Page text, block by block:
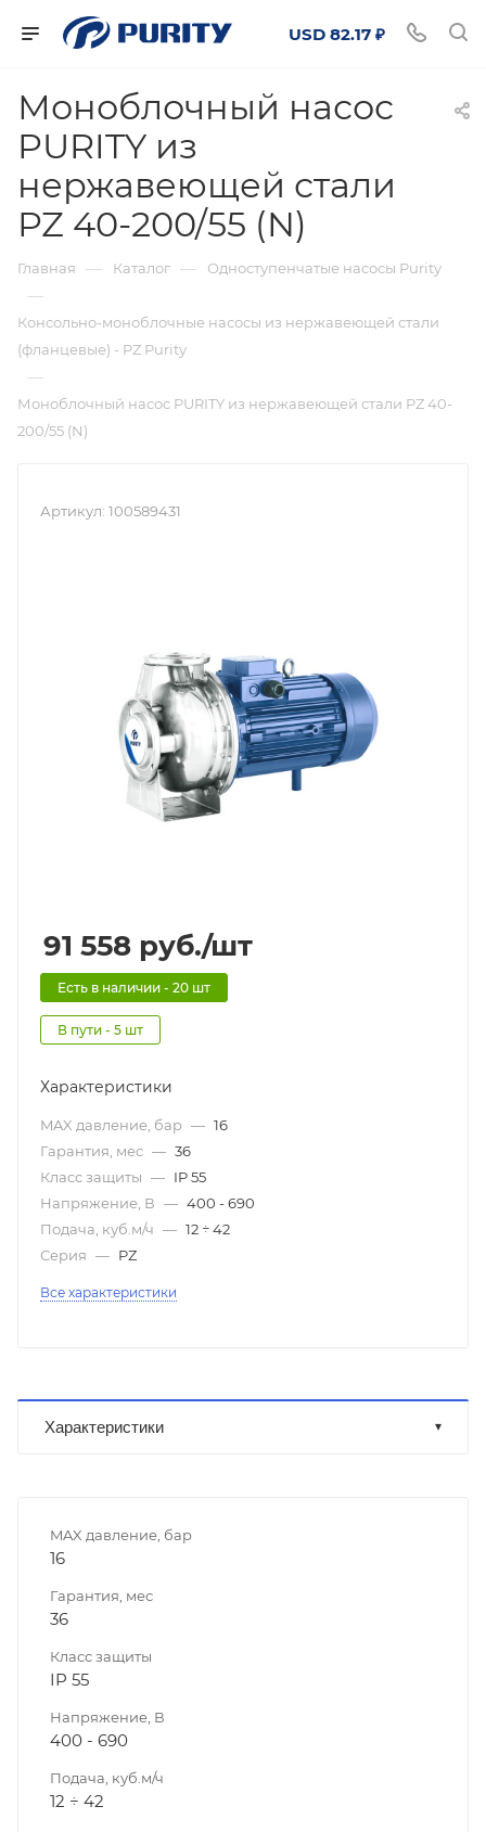
USD 82.17 ₽
Моноблочный насос
PURITY из
нержавеющей стали
PZ 40-200/55 (N)
Главная — Каталог — Одноступенчатые насосы Purity
—
Консольно-моноблочные насосы из нержавеющей стали
(фланцевые) - PZ Purity
—
Моноблочный насос PURITY из нержавеющей стали PZ 40-
200/55 (N)
Артикул: 100589431
91 558 руб./шт
Есть в наличии - 20 шт
В пути - 5 шт
Характеристики
MAX давление, бар — 16
Гарантия, мес — 36
Класс защиты — IP 55
Напряжение, В — 400 - 690
Подача, куб.м/ч — 12 ÷ 42
Серия — PZ
Все характеристики
Характеристики
MAX давление, бар
16
Гарантия, мес
36
Класс защиты
IP 55
Напряжение, В
400 - 690
Подача, куб.м/ч
12 ÷ 42